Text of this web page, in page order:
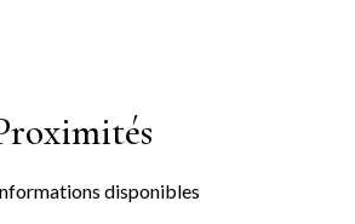
disponibles